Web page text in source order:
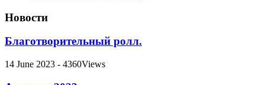
Новости
Благотворительный ролл.
14 June 2023 - 4360Views